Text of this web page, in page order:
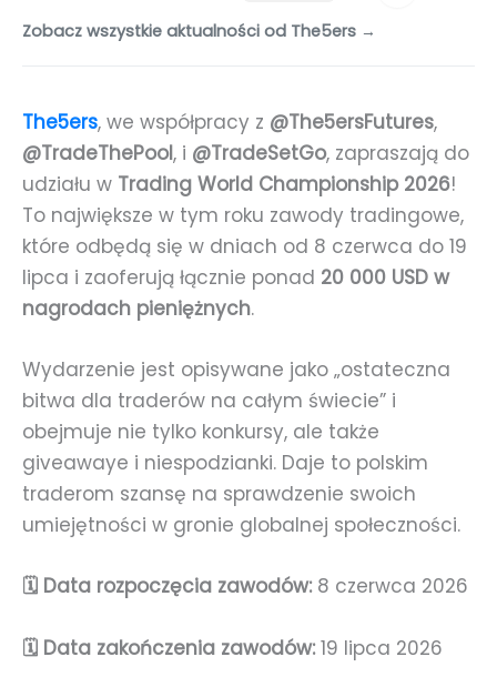
Zobacz wszystkie aktualności od The5ers →
The5ers, we współpracy z @The5ersFutures,
@TradeThePool, i @TradeSetGo, zapraszają do
udziału w Trading World Championship 2026!
To największe w tym roku zawody tradingowe,
które odbędą się w dniach od 8 czerwca do 19
lipca i zaoferują łącznie ponad 20 000 USD w
nagrodach pieniężnych.
Wydarzenie jest opisywane jako „ostateczna
bitwa dla traderów na całym świecie” i
obejmuje nie tylko konkursy, ale także
giveawaye i niespodzianki. Daje to polskim
traderom szansę na sprawdzenie swoich
umiejętności w gronie globalnej społeczności.
🗓️ Data rozpoczęcia zawodów:8 czerwca 2026
🗓️ Data zakończenia zawodów:19 lipca 2026